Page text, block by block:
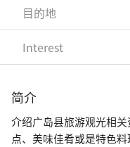
目的地
Interest
简介
介绍广岛县旅游观光相
点、美味佳肴或是特色